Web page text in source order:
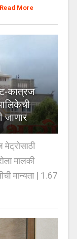
Read More
कात्रज
जाणार
मालकी
मान्यता | 1.67